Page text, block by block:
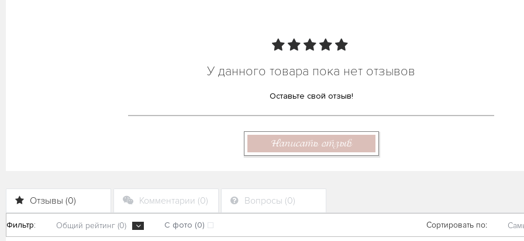
У данного товара пока нет отзывов
Оставьте свой отзыв!
Написать отзыв
Отзывы (0) Комментарии (0) Вопросы (0)
Фильтр: Общий рейтинг (0) С фото (0) Сортировать по: